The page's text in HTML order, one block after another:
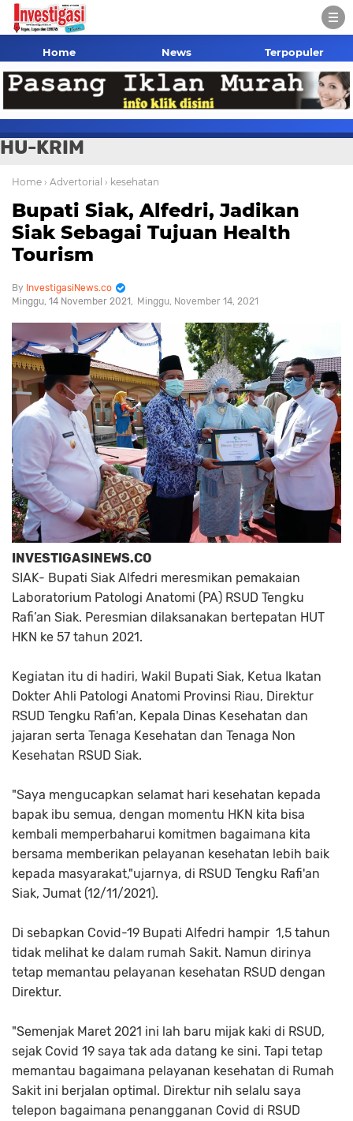
Home News Terpopuler
HU-KRIM
Home › Advertorial › kesehatan
Bupati Siak, Alfedri, Jadikan
Siak Sebagai Tujuan Health
Tourism
InvestigasiNews.co
Minggu, 14 November 2021
Minggu, November 14, 2021
INVESTIGASINEWS.CO
SIAK- Bupati Siak Alfedri meresmikan pemakaian
Laboratorium Patologi Anatomi (PA) RSUD Tengku
Rafi’an Siak. Peresmian dilaksanakan bertepatan HUT
HKN ke 57 tahun 2021.
Kegiatan itu di hadiri, Wakil Bupati Siak, Ketua Ikatan
Dokter Ahli Patologi Anatomi Provinsi Riau, Direktur
RSUD Tengku Rafi'an, Kepala Dinas Kesehatan dan
jajaran serta Tenaga Kesehatan dan Tenaga Non
Kesehatan RSUD Siak.
"Saya mengucapkan selamat hari kesehatan kepada
bapak ibu semua, dengan momentu HKN kita bisa
kembali memperbaharui komitmen bagaimana kita
bersama memberikan pelayanan kesehatan lebih baik
kepada masyarakat,"ujarnya, di RSUD Tengku Rafi'an
Siak, Jumat (12/11/2021).
Di sebapkan Covid-19 Bupati Alfedri hampir 1,5 tahun
tidak melihat ke dalam rumah Sakit. Namun dirinya
tetap memantau pelayanan kesehatan RSUD dengan
Direktur.
"Semenjak Maret 2021 ini lah baru mijak kaki di RSUD,
sejak Covid 19 saya tak ada datang ke sini. Tapi tetap
memantau bagaimana pelayanan kesehatan di Rumah
Sakit ini berjalan optimal. Direktur nih selalu saya
telepon bagaimana penangganan Covid di RSUD